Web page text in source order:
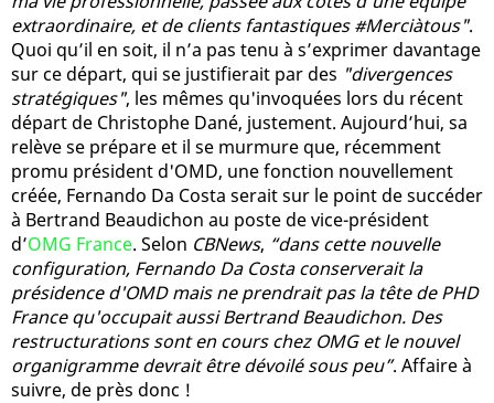
extraordinaire, et de clients fantastiques #Merciàtous".
Quoi qu’il en soit, il n’a pas tenu à s’exprimer davantage
sur ce départ, qui se justifierait par des "divergences
stratégiques", les mêmes qu'invoquées lors du récent
départ de Christophe Dané, justement. Aujourd’hui, sa
relève se prépare et il se murmure que, récemment
promu président d'OMD, une fonction nouvellement
créée, Fernando Da Costa serait sur le point de succéder
à Bertrand Beaudichon au poste de vice-président
d’OMG France. Selon CBNews, “dans cette nouvelle
configuration, Fernando Da Costa conserverait la
présidence d'OMD mais ne prendrait pas la tête de PHD
France qu'occupait aussi Bertrand Beaudichon. Des
restructurations sont en cours chez OMG et le nouvel
organigramme devrait être dévoilé sous peu”. Affaire à
suivre, de près donc !